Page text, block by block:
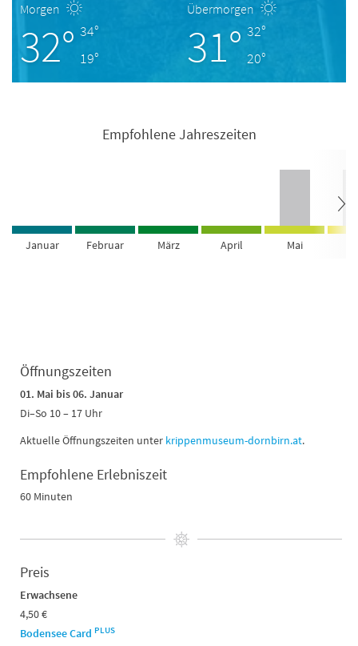
Morgen
32° 34°
19°
Übermorgen
31° 32°
20°
Empfohlene Jahreszeiten
Januar Februar März April Mai
Öffnungszeiten
01. Mai bis 06. Januar
Di–So 10 – 17 Uhr
Aktuelle Öffnungszeiten unter krippenmuseum-dornbirn.at.
Empfohlene Erlebniszeit
60 Minuten
Preis
Erwachsene
4,50 €
Bodensee Card PLUS